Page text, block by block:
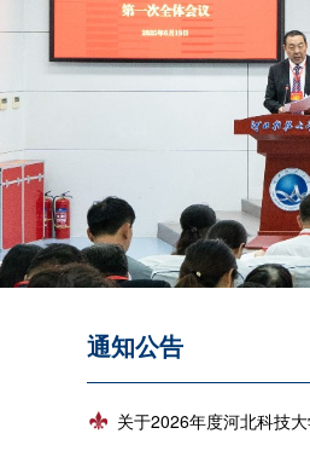
通知公告
关于2026年度河北科技